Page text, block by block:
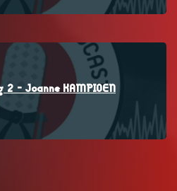
2 – Joanne KAMPIOEN